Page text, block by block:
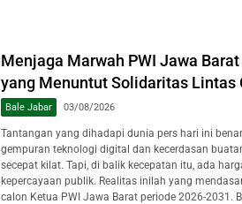
Menjaga Marwah PWI Jawa
yang Menuntut Solidaritas Lintas
Bale Jabar 03/08/2026
Tantangan yang dihadapi dunia pers hari ini
gempuran teknologi digital dan kecerdasan
secepat kilat. Tapi, di balik kecepatan itu, ada
kepercayaan publik. Realitas inilah yang
calon Ketua PWI Jawa Barat periode 2026-2031.